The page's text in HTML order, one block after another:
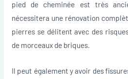
pied de cheminée est très
nécessitera une rénovation
pierres se délitent avec des
de morceaux de briques.
Il peut également y avoir des